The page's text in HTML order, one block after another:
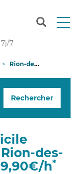
T
n
g
7
Rion-des-Landes
Rechercher
des-
h*